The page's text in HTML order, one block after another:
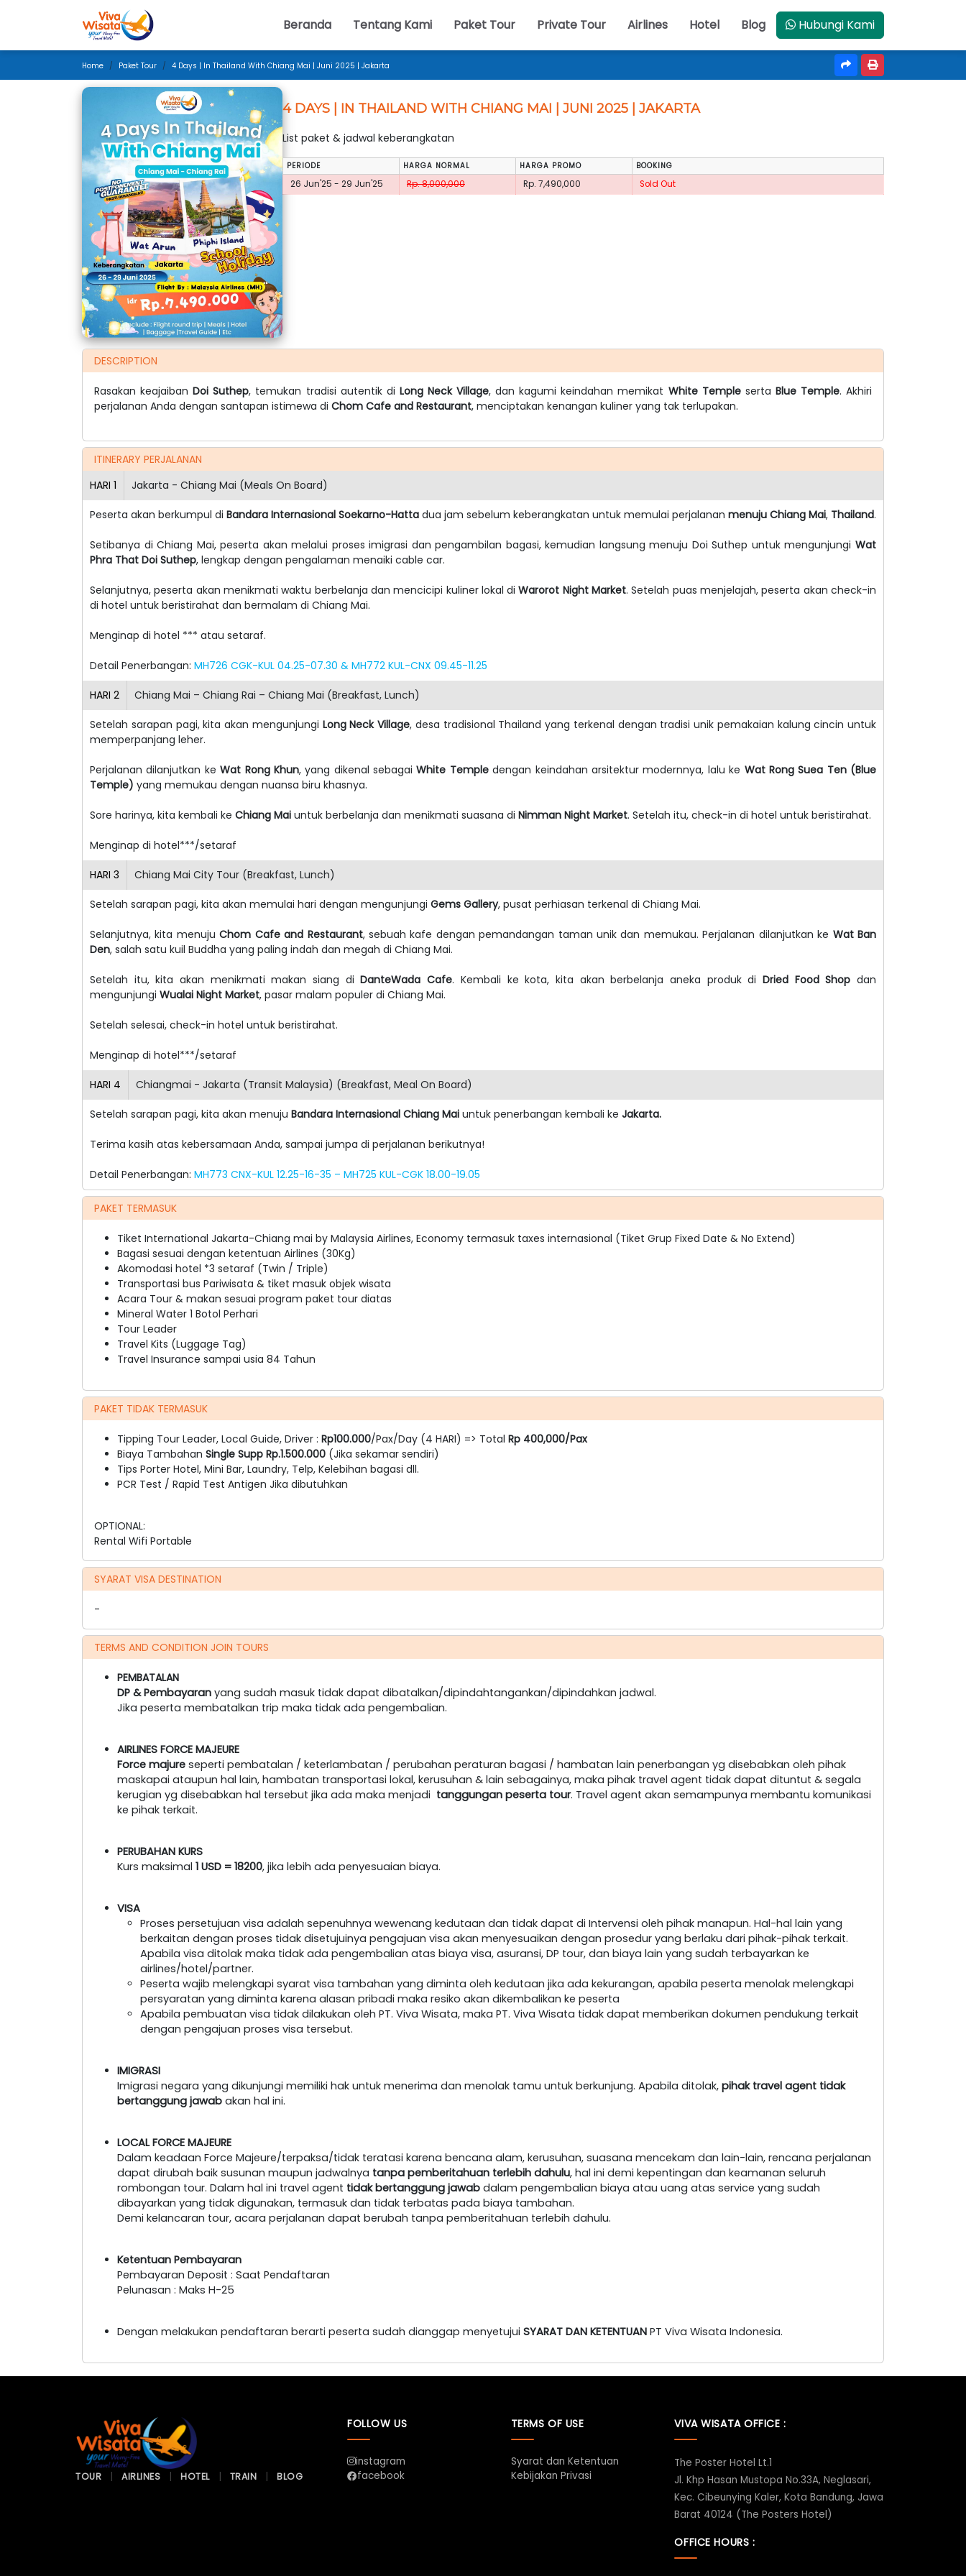
Beranda Tentang Kami Paket Tour Private Tour Airlines Hotel Blog Hubungi Kami
Home Paket Tour 4 Days | In Thailand With Chiang Mai | Juni 2025 | Jakarta
4 DAYS | IN THAILAND WITH CHIANG MAI | JUNI 2025 | JAKARTA
List paket & jadwal keberangkatan
PERIODE HARGA NORMAL HARGA PROMO BOOKING
26 Jun'25 - 29 Jun'25 Rp. 8,000,000 Rp. 7,490,000 Sold Out
DESCRIPTION
Rasakan keajaibanDoi Suthep, temukan tradisi autentik di Long Neck Village, dan kagumi keindahan memikat White Templeserta Blue Temple. Akhiri
perjalanan Anda dengan santapan istimewa di Chom Cafe and Restaurant, menciptakan kenangan kuliner yang tak terlupakan.
ITINERARY PERJALANAN
HARI 1 Jakarta - Chiang Mai (Meals On Board)
Peserta akan berkumpul di Bandara Internasional Soekarno-Hatta dua jam sebelum keberangkatan untuk memulai perjalanan menuju Chiang Mai, Thailand.
Setibanya di Chiang Mai, peserta akan melalui proses imigrasi dan pengambilan bagasi, kemudian langsung menuju Doi Suthep untuk mengunjungi Wat
Phra That Doi Suthep, lengkap dengan pengalaman menaiki cable car.
Selanjutnya, peserta akan menikmati waktu berbelanja dan mencicipi kuliner lokal diWarorot Night Market. Setelah puas menjelajah, peserta akan check-in
di hotel untuk beristirahat dan bermalam di Chiang Mai.
Menginap di hotel *** atau setaraf.
Detail Penerbangan: MH726 CGK-KUL 04.25-07.30 & MH772 KUL-CNX 09.45-11.25
HARI 2 Chiang Mai – Chiang Rai – Chiang Mai (Breakfast, Lunch)
Setelah sarapan pagi, kita akan mengunjungi Long Neck Village, desa tradisional Thailand yang terkenal dengan tradisi unik pemakaian kalung cincin untuk
memperpanjang leher.
Perjalanan dilanjutkan keWat Rong Khun, yang dikenal sebagaiWhite Templedengan keindahan arsitektur modernnya, lalu ke Wat Rong Suea Ten (Blue
Temple) yang memukau dengan nuansa biru khasnya.
Sore harinya, kita kembali ke Chiang Mai untuk berbelanja dan menikmati suasana di Nimman Night Market. Setelah itu, check-in di hotel untuk beristirahat.
Menginap di hotel***/setaraf
HARI 3 Chiang Mai City Tour (Breakfast, Lunch)
Setelah sarapan pagi, kita akan memulai hari dengan mengunjungi Gems Gallery, pusat perhiasan terkenal di Chiang Mai.
Selanjutnya, kita menujuChom Cafe and Restaurant, sebuah kafe dengan pemandangan taman unik dan memukau. Perjalanan dilanjutkan ke Wat Ban
Den, salah satu kuil Buddha yang paling indah dan megah di Chiang Mai.
Setelah itu, kita akan menikmati makan siang diDanteWada Cafe. Kembali ke kota, kita akan berbelanja aneka produk di Dried Food Shopdan
mengunjungi Wualai Night Market, pasar malam populer di Chiang Mai.
Setelah selesai, check-in hotel untuk beristirahat.
Menginap di hotel***/setaraf
HARI 4 Chiangmai - Jakarta (Transit Malaysia) (Breakfast, Meal On Board)
Setelah sarapan pagi, kita akan menuju Bandara Internasional Chiang Mai untuk penerbangan kembali ke Jakarta.
Terima kasih atas kebersamaan Anda, sampai jumpa di perjalanan berikutnya!
Detail Penerbangan: MH773 CNX-KUL 12.25-16-35 – MH725 KUL-CGK 18.00-19.05
PAKET TERMASUK
Tiket International Jakarta-Chiang mai by Malaysia Airlines, Economy termasuk taxes internasional (Tiket Grup Fixed Date & No Extend)
Bagasi sesuai dengan ketentuan Airlines (30Kg)
Akomodasi hotel *3 setaraf (Twin / Triple)
Transportasi bus Pariwisata & tiket masuk objek wisata
Acara Tour & makan sesuai program paket tour diatas
Mineral Water 1 Botol Perhari
Tour Leader
Travel Kits (Luggage Tag)
Travel Insurance sampai usia 84 Tahun
PAKET TIDAK TERMASUK
Tipping Tour Leader, Local Guide, Driver : Rp100.000/Pax/Day (4 HARI) => Total Rp 400,000/Pax
Biaya Tambahan Single Supp Rp.1.500.000 (Jika sekamar sendiri)
Tips Porter Hotel, Mini Bar, Laundry, Telp, Kelebihan bagasi dll.
PCR Test / Rapid Test Antigen Jika dibutuhkan
OPTIONAL:
Rental Wifi Portable
SYARAT VISA DESTINATION
-
TERMS AND CONDITION JOIN TOURS
PEMBATALAN
DP & Pembayaran yang sudah masuk tidak dapat dibatalkan/dipindahtangankan/dipindahkan jadwal.
Jika peserta membatalkan trip maka tidak ada pengembalian.
AIRLINES FORCE MAJEURE
Force majure seperti pembatalan / keterlambatan / perubahan peraturan bagasi / hambatan lain penerbangan yg disebabkan oleh pihak
maskapai ataupun hal lain, hambatan transportasi lokal, kerusuhan & lain sebagainya, maka pihak travel agent tidak dapat dituntut & segala
kerugian yg disebabkan hal tersebut jika ada maka menjadi tanggungan peserta tour. Travel agent akan semampunya membantu komunikasi
ke pihak terkait.
PERUBAHAN KURS
Kurs maksimal 1 USD = 18200, jika lebih ada penyesuaian biaya.
VISA
Proses persetujuan visa adalah sepenuhnya wewenang kedutaan dan tidak dapat di Intervensi oleh pihak manapun. Hal-hal lain yang
berkaitan dengan proses tidak disetujuinya pengajuan visa akan menyesuaikan dengan prosedur yang berlaku dari pihak-pihak terkait.
Apabila visa ditolak maka tidak ada pengembalian atas biaya visa, asuransi, DP tour, dan biaya lain yang sudah terbayarkan ke
airlines/hotel/partner.
Peserta wajib melengkapi syarat visa tambahan yang diminta oleh kedutaan jika ada kekurangan, apabila peserta menolak melengkapi
persyaratan yang diminta karena alasan pribadi maka resiko akan dikembalikan ke peserta
Apabila pembuatan visa tidak dilakukan oleh PT. Viva Wisata, maka PT. Viva Wisata tidak dapat memberikan dokumen pendukung terkait
dengan pengajuan proses visa tersebut.
IMIGRASI
Imigrasi negara yang dikunjungi memiliki hak untuk menerima dan menolak tamu untuk berkunjung. Apabila ditolak, pihak travel agent tidak
bertanggung jawab akan hal ini.
LOCAL FORCE MAJEURE
Dalam keadaan Force Majeure/terpaksa/tidak teratasi karena bencana alam, kerusuhan, suasana mencekam dan lain-lain, rencana perjalanan
dapat dirubah baik susunan maupun jadwalnya tanpa pemberitahuan terlebih dahulu, hal ini demi kepentingan dan keamanan seluruh
rombongan tour. Dalam hal ini travel agent tidak bertanggung jawab dalam pengembalian biaya atau uang atas service yang sudah
dibayarkan yang tidak digunakan, termasuk dan tidak terbatas pada biaya tambahan.
Demi kelancaran tour, acara perjalanan dapat berubah tanpa pemberitahuan terlebih dahulu.
Ketentuan Pembayaran
Pembayaran Deposit : Saat Pendaftaran
Pelunasan : Maks H-25
Dengan melakukan pendaftaran berarti peserta sudah dianggap menyetujui SYARAT DAN KETENTUAN PT Viva Wisata Indonesia.
TOUR AIRLINES HOTEL TRAIN BLOG
FOLLOW US
instagram
facebook
TERMS OF USE
Syarat dan Ketentuan
Kebijakan Privasi
VIVA WISATA OFFICE :
The Poster Hotel Lt.1
Jl. Khp Hasan Mustopa No.33A, Neglasari,
Kec. Cibeunying Kaler, Kota Bandung, Jawa
Barat 40124 (The Posters Hotel)
OFFICE HOURS :